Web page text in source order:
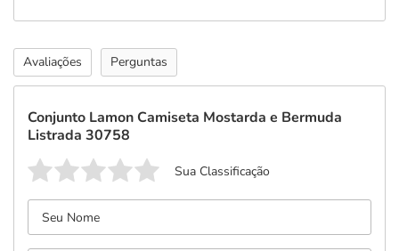
Avaliações Perguntas
Conjunto Lamon Camiseta Mostarda e Bermuda
Listrada 30758
Sua Classificação